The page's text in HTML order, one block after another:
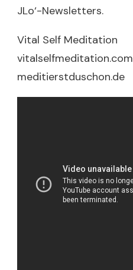
JLo‘-Newsletters.
Vital Self Meditation
vitalselfmeditation.com
meditierstduschon.de